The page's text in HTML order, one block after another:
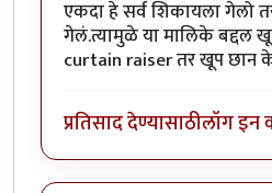
एकदा हे सर्व शिकायला गेलो
गेलं.त्यामुळे या मालिके बद्दल
curtain raiser तर खूप छान
प्रतिसाद देण्यासाठीलॉग इन